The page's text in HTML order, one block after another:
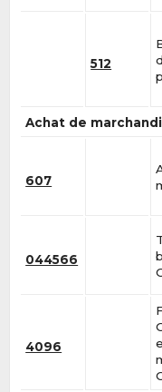
512
Achat de
607
044566
4096